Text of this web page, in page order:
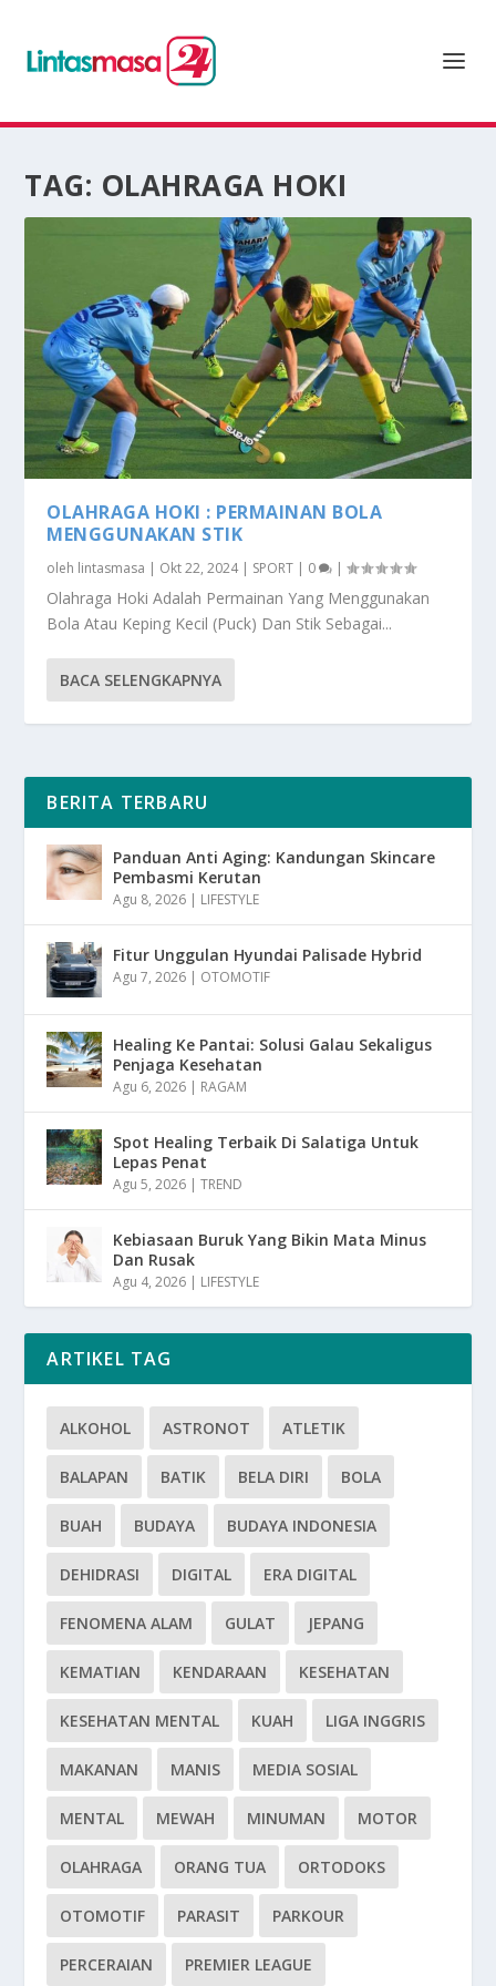
TAG: OLAHRAGA HOKI
OLAHRAGA HOKI : PERMAINAN BOLA
MENGGUNAKAN STIK
oleh lintasmasa | Okt 22, 2024| SPORT | 0 |
Olahraga Hoki Adalah Permainan Yang Menggunakan
Bola Atau Keping Kecil (Puck) Dan Stik Sebagai...
BACA SELENGKAPNYA
BERITA TERBARU
Panduan Anti Aging: Kandungan Skincare
Pembasmi Kerutan
Agu 8, 2026 | LIFESTYLE
Fitur Unggulan Hyundai Palisade Hybrid
Agu 7, 2026 | OTOMOTIF
Healing Ke Pantai: Solusi Galau Sekaligus
Penjaga Kesehatan
Agu 6, 2026 | RAGAM
Spot Healing Terbaik Di Salatiga Untuk
Lepas Penat
Agu 5, 2026 |TREND
Kebiasaan Buruk Yang Bikin Mata Minus
Dan Rusak
Agu 4, 2026 | LIFESTYLE
ARTIKEL TAG
ALKOHOL ASTRONOT ATLETIK
BALAPAN BATIK BELA DIRI BOLA
BUAH BUDAYA BUDAYA INDONESIA
DEHIDRASI DIGITAL ERA DIGITAL
FENOMENA ALAM GULAT JEPANG
KEMATIAN KENDARAAN KESEHATAN
KESEHATAN MENTAL KUAH LIGA INGGRIS
MAKANAN MANIS MEDIA SOSIAL
MENTAL MEWAH MINUMAN MOTOR
OLAHRAGA ORANG TUA ORTODOKS
OTOMOTIF PARASIT PARKOUR
PERCERAIAN PREMIER LEAGUE